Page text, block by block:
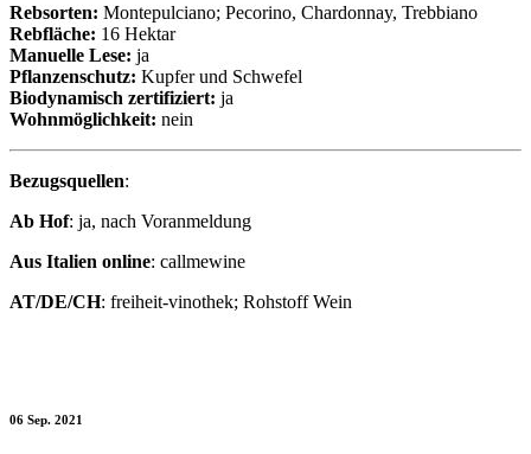
Rebsorten: Montepulciano; Pecorino, Chardonnay, Trebbiano
Rebfläche: 16 Hektar
Manuelle Lese: ja
Pflanzenschutz: Kupfer und Schwefel
Biodynamisch zertifiziert: ja
Wohnmöglichkeit: nein
Bezugsquellen:
Ab Hof: ja, nach Voranmeldung
Aus Italien online: callmewine
AT/DE/CH: freiheit-vinothek; Rohstoff Wein
06 Sep. 2021